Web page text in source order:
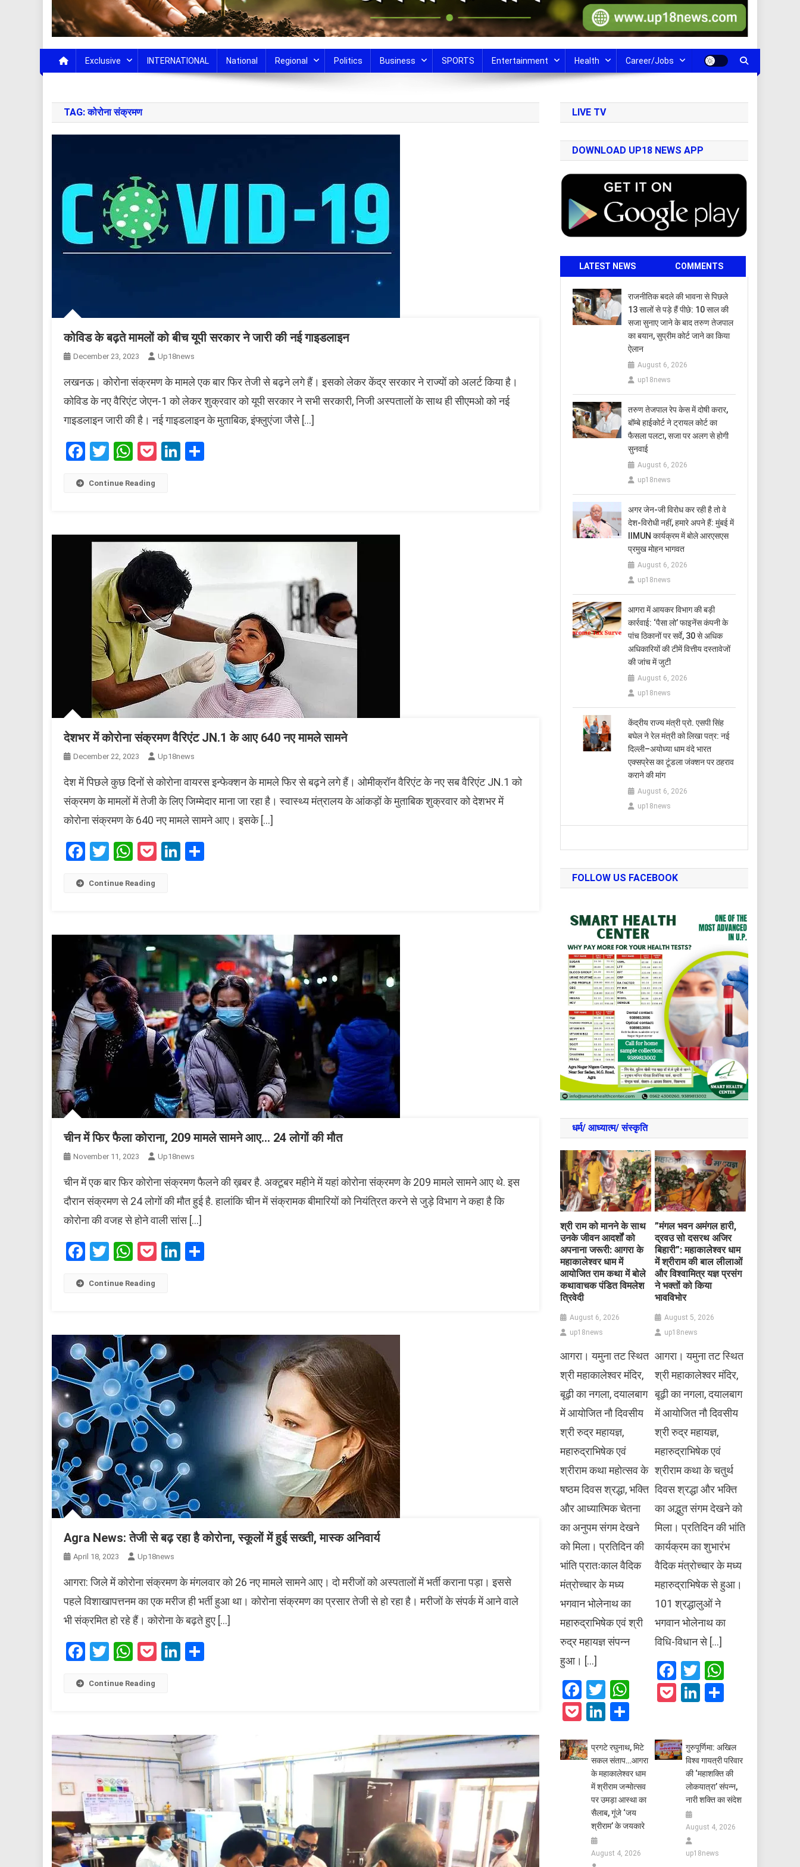
Exclusive INTERNATIONAL National Regional Politics Business SPORTS Entertainment Health Career/Jobs
TAG:कोरोना संक्रमण
कोविड के बढ़ते मामलों को बीच यूपी सरकार ने जारी की नई गाइडलाइन
December 23, 2023 Up18news
लखनऊ। कोरोना संक्रमण के मामले एक बार फिर तेजी से बढ़ने लगे हैं। इसको लेकर केंद्र सरकार ने राज्यों को अलर्ट किया है।
कोविड के नए वैरिएंट जेएन-1 को लेकर शुक्रवार को यूपी सरकार ने सभी सरकारी, निजी अस्पतालों के साथ ही सीएमओ को नई
गाइडलाइन जारी की है। नई गाइडलाइन के मुताबिक, इंफ्लुएंजा जैसे […]
Facebook
Twitter
WhatsApp
PocketLinkedIn
Continue Reading
देशभर में कोरोना संक्रमण वैरिएंट JN.1 के आए 640 नए मामले सामने
December 22, 2023 Up18news
देश में पिछले कुछ दिनों से कोरोना वायरस इन्फेक्शन के मामले फिर से बढ़ने लगे हैं। ओमीक्रॉन वैरिएंट के नए सब वैरिएंट JN.1 को
संक्रमण के मामलों में तेजी के लिए जिम्मेदार माना जा रहा है। स्वास्थ्य मंत्रालय के आंकड़ों के मुताबिक शुक्रवार को देशभर में
कोरोना संक्रमण के 640 नए मामले सामने आए। इसके […]
Facebook
Twitter
WhatsApp
PocketLinkedIn
Continue Reading
चीन में फिर फैला कोराना, 209 मामले सामने आए… 24 लोगों की मौत
November 11, 2023 Up18news
चीन में एक बार फिर कोरोना संक्रमण फैलने की ख़बर है. अक्टूबर महीने में यहां कोरोना संक्रमण के 209 मामले सामने आए थे. इस
दौरान संक्रमण से 24 लोगों की मौत हुई है. हालांकि चीन में संक्रामक बीमारियों को नियंत्रित करने से जुड़े विभाग ने कहा है कि
कोरोना की वजह से होने वाली सांस […]
Facebook
Twitter
WhatsApp
PocketLinkedIn
Continue Reading
Agra News: तेजी से बढ़ रहा है कोरोना, स्कूलों में हुई सख्ती, मास्क अनिवार्य
April 18, 2023 Up18news
आगरा: जिले में कोरोना संक्रमण के मंगलवार को 26 नए मामले सामने आए। दो मरीजों को अस्पतालों में भर्ती कराना पड़ा। इससे
पहले विशाखापत्तनम का एक मरीज ही भर्ती हुआ था। कोरोना संक्रमण का प्रसार तेजी से हो रहा है। मरीजों के संपर्क में आने वाले
भी संक्रमित हो रहे हैं। कोरोना के बढ़ते हुए […]
Facebook
Twitter
WhatsApp
PocketLinkedIn
Continue Reading
LIVE TV
DOWNLOAD UP18 NEWS APP
LATEST NEWS COMMENTS
राजनीतिक बदले की भावना से पिछले
13 सालों से पड़े हैं पीछे: 10 साल की
सजा सुनाए जाने के बाद तरुण तेजपाल
का बयान, सुप्रीम कोर्ट जाने का किया
ऐलान
August 6, 2026
up18news
तरुण तेजपाल रेप केस में दोषी करार,
बॉम्बे हाईकोर्ट ने ट्रायल कोर्ट का
फैसला पलटा, सजा पर अलग से होगी
सुनवाई
August 6, 2026
up18news
अगर जेन-जी विरोध कर रही है तो वे
देश-विरोधी नहीं, हमारे अपने हैं: मुंबई में
IIMUN कार्यक्रम में बोले आरएसएस
प्रमुख मोहन भागवत
August 6, 2026
up18news
आगरा में आयकर विभाग की बड़ी
कार्रवाई: ‘पैसा लो’ फाइनेंस कंपनी के
पांच ठिकानों पर सर्वे, 30 से अधिक
अधिकारियों की टीमें वित्तीय दस्तावेजों
की जांच में जुटी
August 6, 2026
up18news
केंद्रीय राज्य मंत्री प्रो. एसपी सिंह
बघेल ने रेल मंत्री को लिखा पत्र: नई
दिल्ली–अयोध्या धाम वंदे भारत
एक्सप्रेस का टूंडला जंक्शन पर ठहराव
कराने की मांग
August 6, 2026
up18news
FOLLOW US FACEBOOK
धर्म/ आध्‍यात्‍म/ संस्‍कृति
​श्री राम को मानने के साथ
उनके जीवन आदर्शों को
अपनाना जरूरी: आगरा के
महाकालेश्वर धाम में
आयोजित राम कथा में बोले
कथावाचक पंडित विमलेश
त्रिवेदी
August 6, 2026
up18news
आगरा। यमुना तट स्थित
श्री महाकालेश्वर मंदिर,
बूढ़ी का नगला, दयालबाग
में आयोजित नौ दिवसीय
श्री रुद्र महायज्ञ,
महारुद्राभिषेक एवं
श्रीराम कथा महोत्सव के
षष्ठम दिवस श्रद्धा, भक्ति
और आध्यात्मिक चेतना
का अनुपम संगम देखने
को मिला। प्रतिदिन की
भांति प्रातःकाल वैदिक
मंत्रोच्चार के मध्य
भगवान भोलेनाथ का
महारुद्राभिषेक एवं श्री
रुद्र महायज्ञ संपन्न
हुआ। […]
Facebook
TwitterWhatsApp
PocketLinkedIn
​”मंगल भवन अमंगल हारी,
द्रवउ सो दसरथ अजिर
बिहारी”: महाकालेश्वर धाम
में श्रीराम की बाल लीलाओं
और विश्वामित्र यज्ञ प्रसंग
ने भक्तों को किया
भावविभोर
August 5, 2026
up18news
आगरा। यमुना तट स्थित
श्री महाकालेश्वर मंदिर,
बूढ़ी का नगला, दयालबाग
में आयोजित नौ दिवसीय
श्री रुद्र महायज्ञ,
महारुद्राभिषेक एवं
श्रीराम कथा के चतुर्थ
दिवस श्रद्धा और भक्ति
का अद्भुत संगम देखने को
मिला। प्रतिदिन की भांति
कार्यक्रम का शुभारंभ
वैदिक मंत्रोच्चार के मध्य
महारुद्राभिषेक से हुआ।
101 श्रद्धालुओं ने
भगवान भोलेनाथ का
विधि-विधान से […]
Facebook
Twitter
PocketLinkedIn
प्रगटे रघुनाथ, मिटे
सकल संताप…आगरा
के महाकालेश्वर धाम
में श्रीराम जन्मोत्सव
पर उमड़ा आस्था का
सैलाब, गूंजे ‘जय
श्रीराम’ के जयकारे
August 4, 2026
गुरुपूर्णिमा: अखिल
विश्व गायत्री परिवार
की ‘महाशक्ति की
लोकयात्रा’ संपन्न,
नारी शक्ति का संदेश
August 4, 2026
up18news